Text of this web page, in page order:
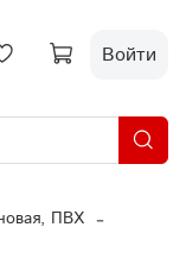
Войти
ПВХ